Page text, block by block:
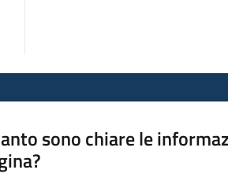
sono chiare le